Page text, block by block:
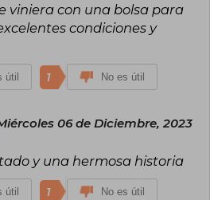
viniera con una bolsa para
condiciones y
útil 1 No es útil
06 de Diciembre, 2023
y una hermosa historia
útil 1 No es útil